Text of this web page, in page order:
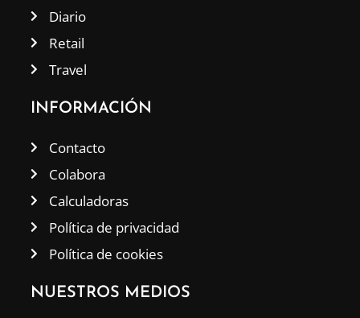
Diario
Retail
Travel
INFORMACIÓN
Contacto
Colabora
Calculadoras
Política de privacidad
Política de cookies
NUESTROS MEDIOS